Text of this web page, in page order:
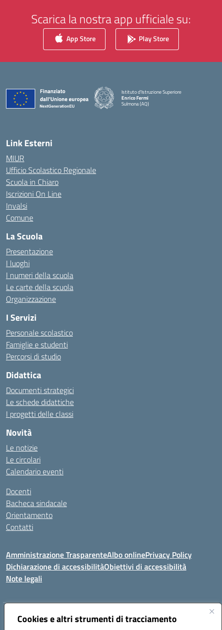
Cookies e altri strumenti di tracciamento
Scarica la nostra app ufficiale su:
App Store Play Store
Istituto d'Istruzione Superiore
Enrico Fermi
Sulmona (AQ)
— Visita la pagina iniziale della scuola
Link Esterni
MIUR
Ufficio Scolastico Regionale
Scuola in Chiaro
Iscrizioni On Line
Invalsi
Comune
La Scuola
Presentazione
I luoghi
I numeri della scuola
Le carte della scuola
Organizzazione
I Servizi
Personale scolastico
Famiglie e studenti
Percorsi di studio
Didattica
Documenti strategici
Le schede didattiche
I progetti delle classi
Novità
Le notizie
Le circolari
Calendario eventi
Docenti
Bacheca sindacale
Orientamento
Contatti
Amministrazione TrasparenteAlbo onlinePrivacy Policy
Dichiarazione di accessibilitàObiettivi di accessibilità
Note legali
Indirizzo:Viale P. Togliatti snc 67039 Sulmona (AQ)